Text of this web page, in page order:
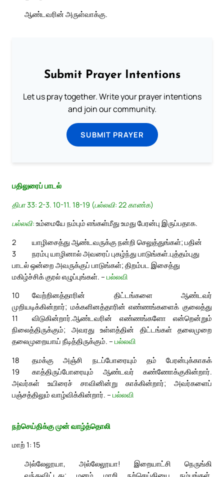
ஆண்டவரின் அருள்வாக்கு.
Submit Prayer Intentions
Let us pray together. Write your prayer intentions
and join our community.
SUBMIT PRAYER
பதிலுரைப் பாடல்
திபா 33: 2-3. 10-11. 18-19 (பல்லவி: 22 காண்க)
பல்லவி: உம்மையே நம்பும் எங்கள்மீது உமது பேரன்பு இருப்பதாக.
2
யாழிசைத்து ஆண்டவருக்கு நன்றி செலுத்துங்கள்; பதின்
நரம்பு யாழினால் அவரைப் புகழ்ந்து பாடுங்கள்.
3
புத்தம்புது
பாடல் ஒன்றை அவருக்குப் பாடுங்கள்; திறம்பட இசைத்து
மகிழ்ச்சிக் குரல் எழுப்புங்கள். – பல்லவி
10
வேற்றினத்தாரின் திட்டங்களை ஆண்டவர்
முறியடிக்கின்றார்; மக்களினத்தாரின் எண்ணங்களைக் குலைத்து
விடுகின்றார்.
11
ஆண்டவரின் எண்ணங்களோ என்றென்றும்
நிலைத்திருக்கும்; அவரது உள்ளத்தின் திட்டங்கள் தலைமுறை
தலைமுறையாய் நீடித்திருக்கும். – பல்லவி
18
தமக்கு அஞ்சி நடப்போரையும் தம் பேரன்புக்காகக்
காத்திருப்போரையும் ஆண்டவர் கண்ணோக்குகின்றார்.
19
அவர்கள் உயிரைச் சாவினின்று காக்கின்றார்; அவர்களைப்
பஞ்சத்திலும் வாழ்விக்கின்றார். – பல்லவி
நற்செய்திக்கு முன் வாழ்த்தொலி
மாற் 1: 15
அல்லேலூயா, அல்லேலூயா! இறையாட்சி நெருங்கி
வந்துவிட்டது; மனம் மாறி நற்செய்தியை நம்புங்கள்.